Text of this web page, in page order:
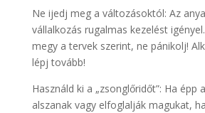
Ne ijedj meg a változásoktól: Az
vállalkozás rugalmas kezelést
megy a tervek szerint, ne pánikolj!
lépj tovább!
Használd ki a „zsonglőridőt”: Ha épp
alszanak vagy elfoglalják magukat,